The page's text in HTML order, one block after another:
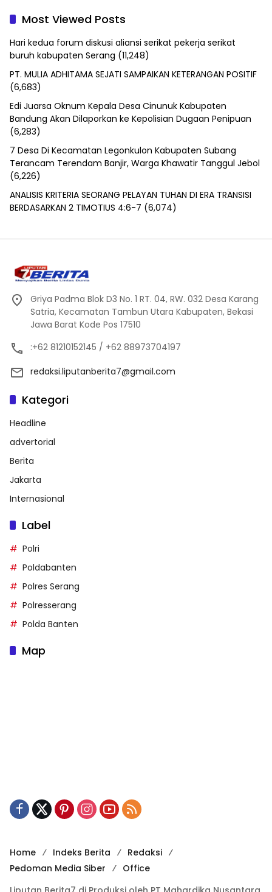
Most Viewed Posts
Hari kedua forum diskusi aliansi serikat pekerja serikat
buruh kabupaten Serang (11,248)
PT. MULIA ADHITAMA SEJATI SAMPAIKAN KETERANGAN POSITIF
(6,683)
Edi Juarsa Oknum Kepala Desa Cinunuk Kabupaten
Bandung Akan Dilaporkan ke Kepolisian Dugaan Penipuan
(6,283)
7 Desa Di Kecamatan Legonkulon Kabupaten Subang
Terancam Terendam Banjir, Warga Khawatir Tanggul Jebol
(6,226)
ANALISIS KRITERIA SEORANG PELAYAN TUHAN DI ERA TRANSISI
BERDASARKAN 2 TIMOTIUS 4:6-7 (6,074)
Griya Padma Blok D3 No. 1 RT. 04, RW. 032 Desa Karang
Satria, Kecamatan Tambun Utara Kabupaten, Bekasi
Jawa Barat Kode Pos 17510
:+62 81210152145 / +62 88973704197
redaksi.liputanberita7@gmail.com
Kategori
Headline
advertorial
Berita
Jakarta
Internasional
Label
Polri
Poldabanten
Polres Serang
Polresserang
Polda Banten
Map
Home Indeks Berita
Redaksi
Pedoman Media Siber
Office